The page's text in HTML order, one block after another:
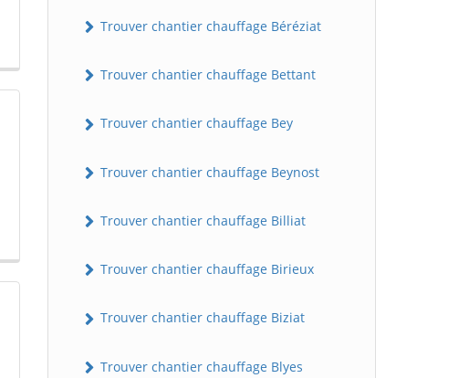
Trouver chantier chauffage Béréziat
Trouver chantier chauffage Bettant
Trouver chantier chauffage Bey
Trouver chantier chauffage Beynost
Trouver chantier chauffage Billiat
Trouver chantier chauffage Birieux
Trouver chantier chauffage Biziat
Trouver chantier chauffage Blyes